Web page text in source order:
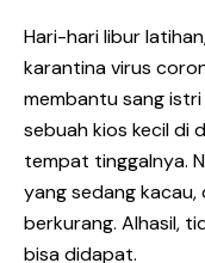
Hari-hari libur
karantina virus
membantu sang istri
sebuah kios kecil di
tempat tinggalnya.
yang sedang
berkurang. Alhasil,
bisa didapat.